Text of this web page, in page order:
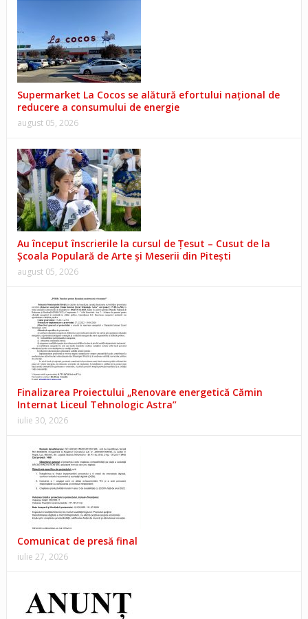
Supermarket La Cocos se alătură efortului național de
reducere a consumului de energie
august 05, 2026
Au început înscrierile la cursul de Țesut – Cusut de la
Școala Populară de Arte și Meserii din Pitești
august 05, 2026
Finalizarea Proiectului „Renovare energetică Cămin
Internat Liceul Tehnologic Astra”
iulie 30, 2026
Comunicat de presă final
iulie 27, 2026